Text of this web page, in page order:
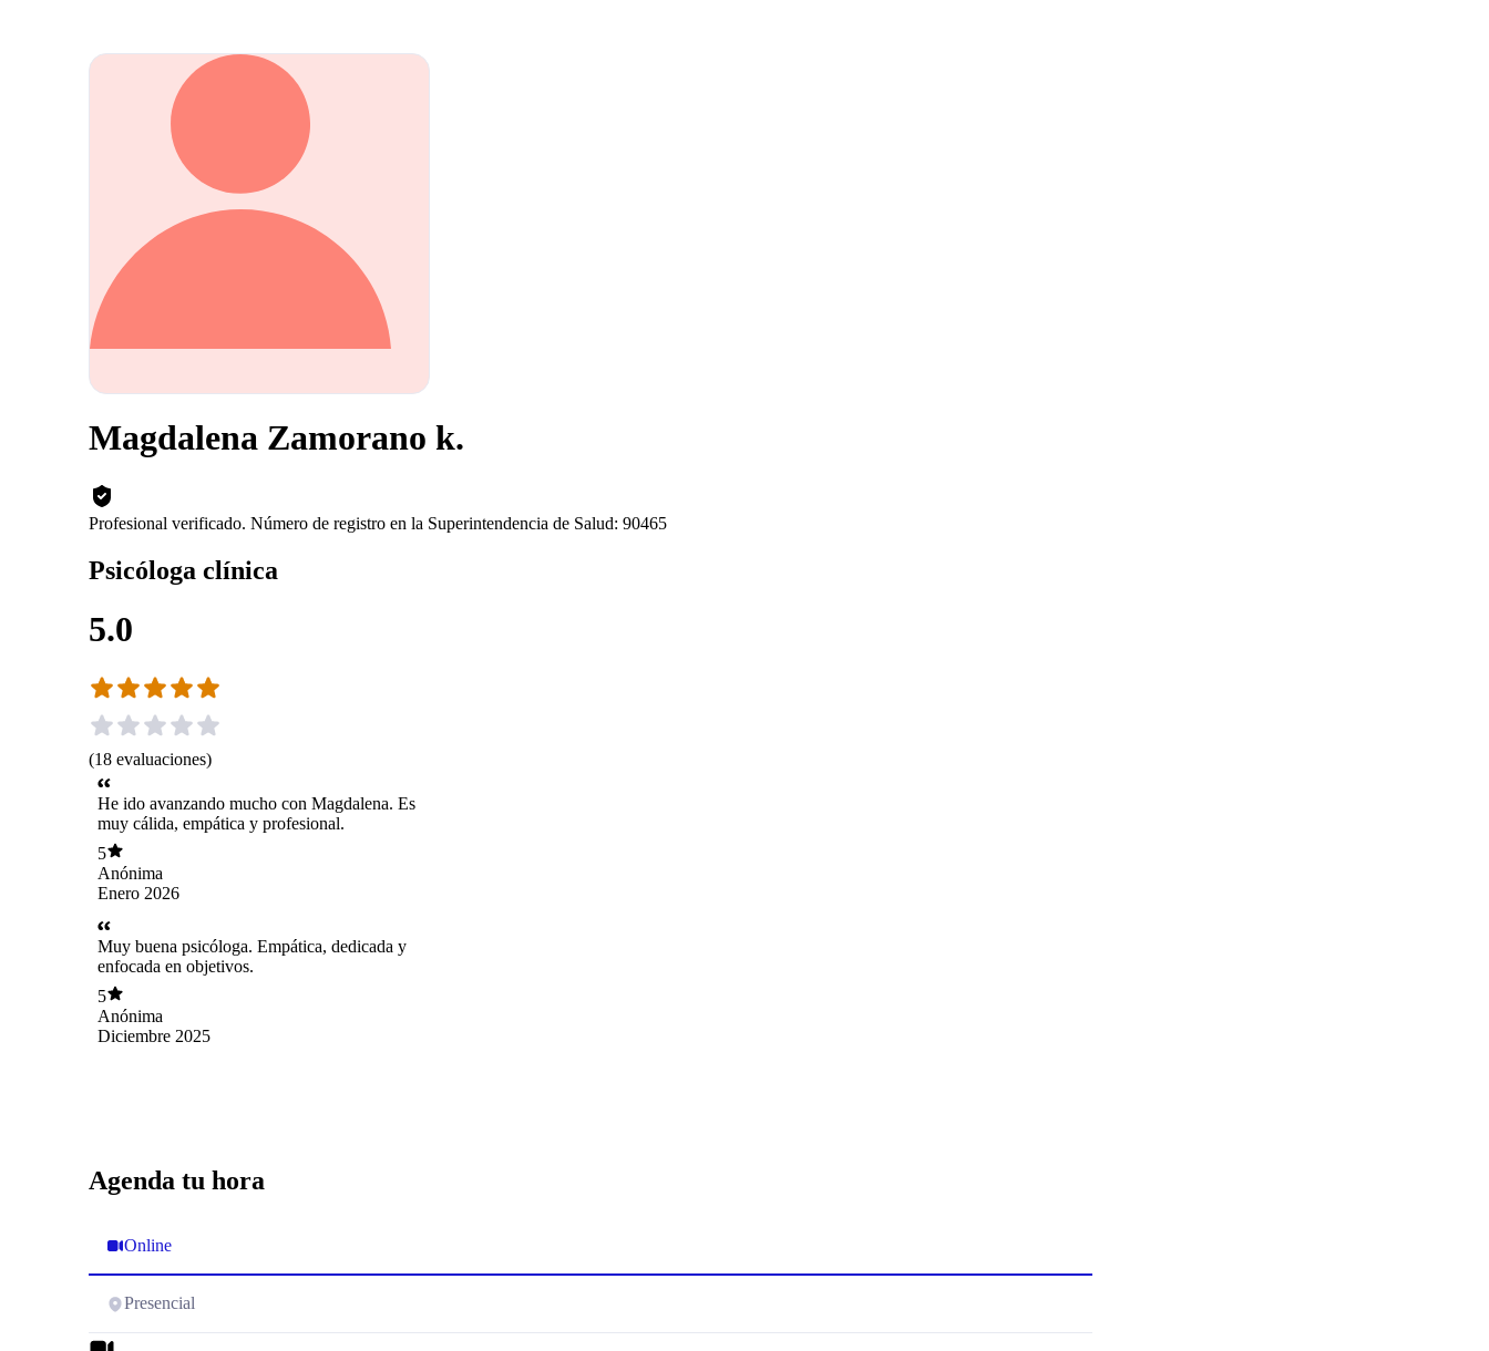
Magdalena Zamorano k.
Profesional verificado. Número de registro en la Superintendencia de Salud: 90465
Psicóloga clínica
5.0
(18 evaluaciones)
He ido avanzando mucho con Magdalena. Es
muy cálida, empática y profesional.
5
Anónima
Enero 2026
Muy buena psicóloga. Empática, dedicada y
enfocada en objetivos.
5
Anónima
Diciembre 2025
Agenda tu hora
Online
Presencial